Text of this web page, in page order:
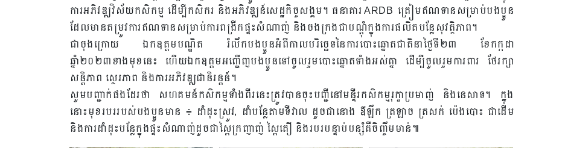
ការឣភិវឌ្ឍវិស័យកសិកម្ម ដើម្បីកសិករ និងឣភិវឌ្ឍន៍សេដ្ឋកិច្ចសង្គម។ ធនាគារ ARDB ត្រៀមឥណទានសម្រាប់បងប្អូន
ដែលមានតម្រូវការឥណទានសម្រាប់ការពង្រីកផ្ទះសំណាញ់ និងចងក្រងជាបណ្តុំក្នុងការផលិតបន្លែសុវត្ថិភាព។
ជាចុងក្រោយ ឯកឧត្តមបណ្ឌិត រំលឹកបងប្អូនឣំពីកាលបរិច្ឆេទនៃការបោះឆ្នោតជាតិនាថ្ងៃទី២៣ ខែកក្កដា
ឆ្នាំ២០២៣ខាងមុខនេះ ហើយឯកឧត្តមអញ្ជើញបងប្អូនទៅចូលរួមបោះឆ្នោតទាំងអស់គ្នា ដើម្បីចូលរួមការពារ ថែរក្សា
សន្តិភាព ស្ថេរភាព និងការអភិវឌ្ឍជានិរន្តន៍។
សូមបញ្ជាក់ផងដែរថា សហគមន៍កសិកម្មទាំងពីរនេះត្រូវបានចុះបញ្ជីនៅមន្ទីរកសិកម្មរុក្ខាប្រមាញ់ និងនេសាទ។ ក្នុង
នោះមុខរបររបស់បងប្អូនមាន ៖ ដាំដុះស្រូវ, ដាំបន្លែតាមទីវាល ដូចជានោង ឳឡឹក ត្រឡាច ត្រសក់ ប៉េងបោះ ជាដើម
និងការដាំដុះបន្លែក្នុងផ្ទះសំណាញ់ដូចជាស្ពៃក្រញាញ់ ស្ពៃតឿ និងរបរបន្ទាប់បន្សំគឺចិញ្ចឹមមាន់៕